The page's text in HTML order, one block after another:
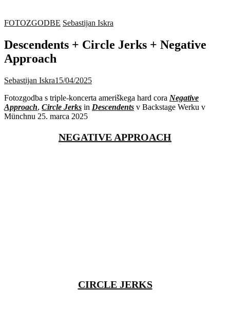
FOTOZGODBE Sebastijan Iskra
Descendents + Circle Jerks + Negative
Approach
Sebastijan Iskra15/04/2025
Fotozgodba s triple-koncerta ameriškega hard cora Negative
Approach, Circle Jerks in Descendents v Backstage Werku v
Münchnu 25. marca 2025
NEGATIVE APPROACH
CIRCLE JERKS